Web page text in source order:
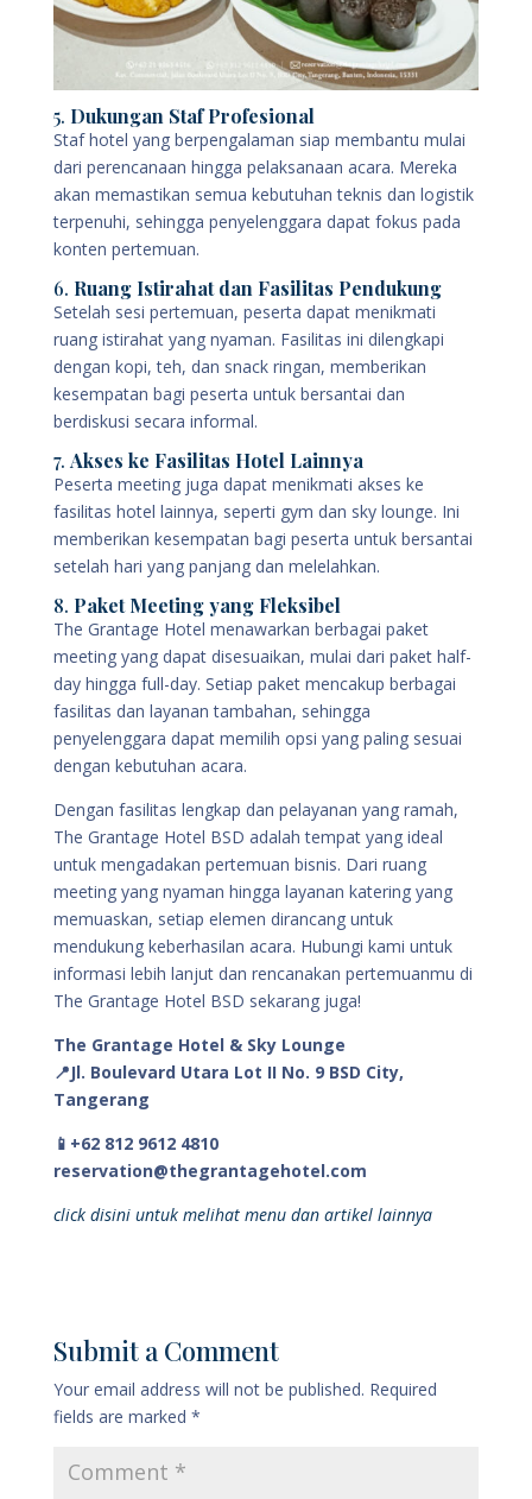
5. Dukungan Staf Profesional
Staf hotel yang berpengalaman siap membantu mulai
dari perencanaan hingga pelaksanaan acara. Mereka
akan memastikan semua kebutuhan teknis dan logistik
terpenuhi, sehingga penyelenggara dapat fokus pada
konten pertemuan.
6. Ruang Istirahat dan Fasilitas Pendukung
Setelah sesi pertemuan, peserta dapat menikmati
ruang istirahat yang nyaman. Fasilitas ini dilengkapi
dengan kopi, teh, dan snack ringan, memberikan
kesempatan bagi peserta untuk bersantai dan
berdiskusi secara informal.
7. Akses ke Fasilitas Hotel Lainnya
Peserta meeting juga dapat menikmati akses ke
fasilitas hotel lainnya, seperti gym dan sky lounge. Ini
memberikan kesempatan bagi peserta untuk bersantai
setelah hari yang panjang dan melelahkan.
8. Paket Meeting yang Fleksibel
The Grantage Hotel menawarkan berbagai paket
meeting yang dapat disesuaikan, mulai dari paket half-
day hingga full-day. Setiap paket mencakup berbagai
fasilitas dan layanan tambahan, sehingga
penyelenggara dapat memilih opsi yang paling sesuai
dengan kebutuhan acara.
Dengan fasilitas lengkap dan pelayanan yang ramah,
The Grantage Hotel BSD adalah tempat yang ideal
untuk mengadakan pertemuan bisnis. Dari ruang
meeting yang nyaman hingga layanan katering yang
memuaskan, setiap elemen dirancang untuk
mendukung keberhasilan acara. Hubungi kami untuk
informasi lebih lanjut dan rencanakan pertemuanmu di
The Grantage Hotel BSD sekarang juga!
The Grantage Hotel & Sky Lounge
📍Jl. Boulevard Utara Lot II No. 9 BSD City,
Tangerang
📱+62 812 9612 4810
reservation@thegrantagehotel.com
click disini untuk melihat menu dan artikel lainnya
Submit a Comment
Your email address will not be published. Required
fields are marked *